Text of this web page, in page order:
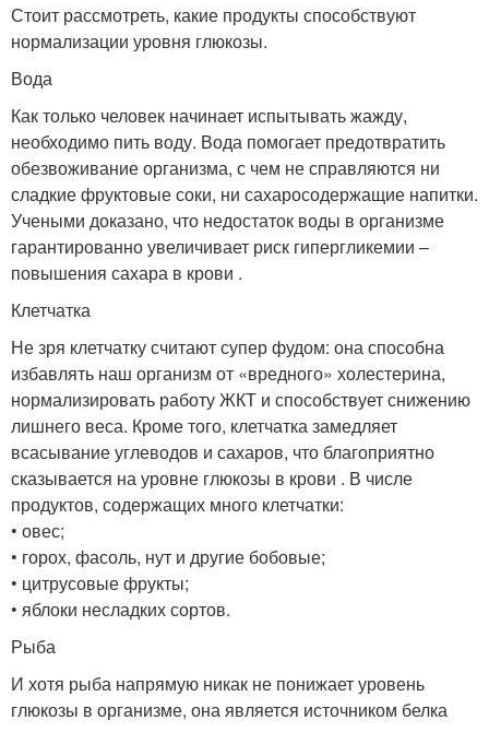
Стоит рассмотреть, какие продукты способствуют
нормализации уровня глюкозы.
Вода
Как только человек начинает испытывать жажду,
необходимо пить воду. Вода помогает предотвратить
обезвоживание организма, с чем не справляются ни
сладкие фруктовые соки, ни сахаросодержащие напитки.
Учеными доказано, что недостаток воды в организме
гарантированно увеличивает риск гипергликемии –
повышения сахара в крови .
Клетчатка
Не зря клетчатку считают супер фудом: она способна
избавлять наш организм от «вредного» холестерина,
нормализировать работу ЖКТ и способствует снижению
лишнего веса. Кроме того, клетчатка замедляет
всасывание углеводов и сахаров, что благоприятно
сказывается на уровне глюкозы в крови . В числе
продуктов, содержащих много клетчатки:
• овес;
• горох, фасоль, нут и другие бобовые;
• цитрусовые фрукты;
• яблоки несладких сортов.
Рыба
И хотя рыба напрямую никак не понижает уровень
глюкозы в организме, она является источником белка